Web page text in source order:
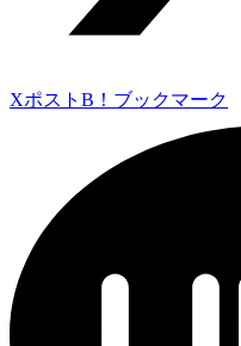
Xポスト B！ブックマーク